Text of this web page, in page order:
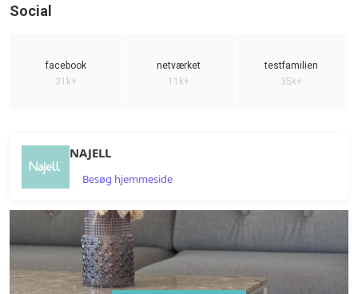
Social
facebook
31k+
netværket
11k+
testfamilien
35k+
NAJELL
Besøg hjemmeside